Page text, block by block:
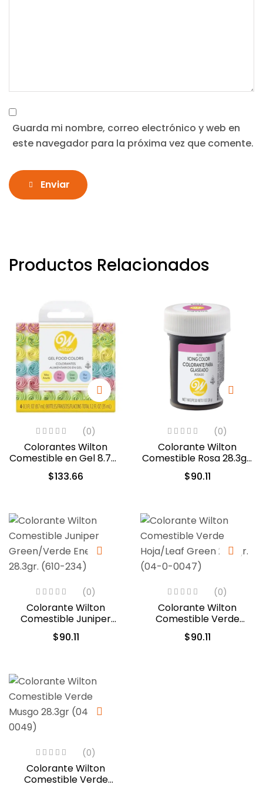
Guarda mi nombre, correo electrónico y web en
este navegador para la próxima vez que comente.
Enviar
Productos Relacionados
(0)
Colorantes Wilton
Comestible en Gel 8.7ml
c/u (601-5582)
$133.66
(0)
Colorante Wilton
Comestible Rosa 28.3gr.
(610-401)
$90.11
(0)
Colorante Wilton
Comestible Juniper
Green/Verde Enebro
28.3gr. (610-234)
$90.11
(0)
Colorante Wilton
Comestible Verde
Hoja/Leaf Green 28.3gr.
(04-0-0047)
$90.11
(0)
Colorante Wilton
Comestible Verde